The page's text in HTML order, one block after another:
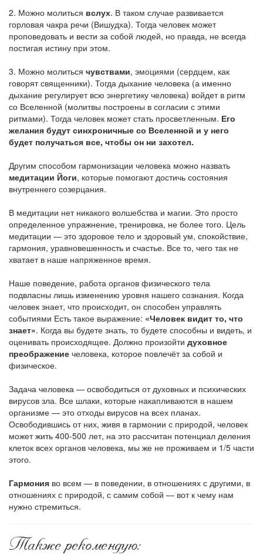
2. Можно молиться вслух. В таком случае развивается
горловая чакра речи (Вишудха). Тогда человек может
проповедовать и вести за собой людей, но правда, не всегда
постигая истину при этом.
3. Можно молиться чувствами, эмоциями (сердцем, как
говорят священники). Тогда дыхание человека (а именно
дыхание регулирует всю энергетику человека) войдет в ритм
со Вселенной (молитвы построены в согласии с этими
ритмами). Тогда человек может стать просветленным. Его
желания будут синхроничные со Вселенной и у него
будет получаться все, чтобы он ни захотел.
Другим способом гармонизации человека можно назвать
медитации Йоги, которые помогают достичь состояния
внутреннего созерцания.
В медитации нет никакого волшебства и магии. Это просто
определенное упражнение, тренировка, не более того. Цель
медитации — это здоровое тело и здоровый ум, спокойствие,
гармония, уравновешенность и счастье. Все то, чего так не
хватает в наше напряженное время.
Наше поведение, работа органов физического тела
подвласны лишь изменению уровня нашего сознания. Когда
человек знает, что происходит, он способен управлять
событиями Есть такое выражение: «Человек видит то, что
знает». Когда вы будете знать, то будете способны и видеть, и
оценивать происходящее. Должно произойти духовное
преображение человека, которое повлечёт за собой и
физическое.
Задача человека — освободиться от духовных и психических
вирусов зла. Все шлаки, которые накапливаются в нашем
организме — это отходы вирусов на всех планах.
Освободившись от них, живя в гармонии с природой, человек
может жить 400-500 лет, на это рассчитан потенциал деления
клеток всех органов человека, мы же не проживаем и 1/5 части
этого.
Гармония во всем — в поведении, в отношениях с другими, в
отношениях с природой, с самим собой — вот к чему нам
нужно стремиться.
Также рекомендую: